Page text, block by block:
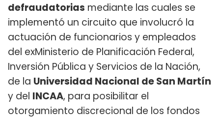
defraudatorias mediante las cuales se
implementó un circuito que involucró la
actuación de funcionarios y empleados
del exMinisterio de Planificación Federal,
Inversión Pública y Servicios de la Nación,
de la Universidad Nacional de San Martín
y del INCAA, para posibilitar el
otorgamiento discrecional de los fondos